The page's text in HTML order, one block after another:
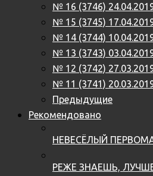
№ 16 (3746)
№ 15 (3745)
№ 14 (3744)
№ 13 (3743)
№ 12 (3742)
№ 11 (3741)
Предыдущие
Рекомендовано
НЕВЕСЁЛЫЙ
РЕЖЕ ЗНАЕШЬ,